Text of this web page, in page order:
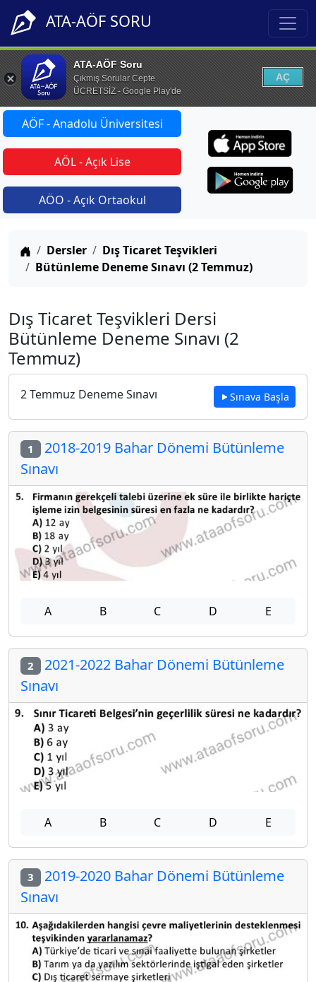
ATA-AÖF SORU
ATA-AÖF Soru
Çıkmış Sorular Cepte
ÜCRETSİZ - Google Play'de
AÇ
AÖF - Anadolu Üniversitesi
AÖL - Açık Lise
AÖO - Açık Ortaokul
Anasayfa
Dersler
Dış Ticaret Teşvikleri
Bütünleme Deneme Sınavı (2 Temmuz)
Dış Ticaret Teşvikleri Dersi
Bütünleme Deneme Sınavı (2
Temmuz)
2 Temmuz Deneme Sınavı Sınava Başla
1 2018-2019 Bahar Dönemi Bütünleme
Sınavı
A B C D E
2 2021-2022 Bahar Dönemi Bütünleme
Sınavı
A B C D E
3 2019-2020 Bahar Dönemi Bütünleme
Sınavı